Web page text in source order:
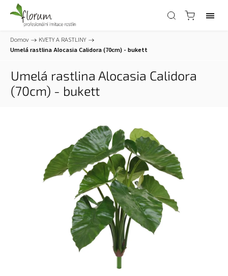
Domov / KVETY A RASTLINY /
Umelá rastlina Alocasia Calidora (70cm) - bukett
Umelá rastlina Alocasia Calidora
(70cm) - bukett